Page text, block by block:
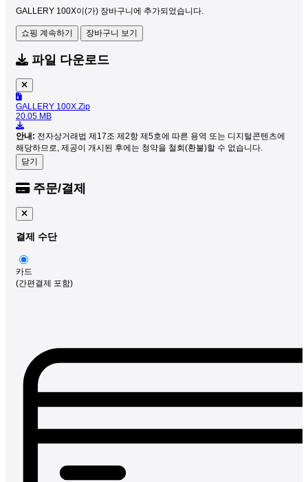
GALLERY 100X이(가) 장바구니에 추가되었습니다.
쇼핑 계속하기 장바구니 보기
파일 다운로드
GALLERY 100X.Zip
20.05 MB
안내: 전자상거래법 제17조 제2항 제5호에 따른 용역 또는 디지털콘텐츠에
해당하므로, 제공이 개시된 후에는 청약을 철회(환불)할 수 없습니다.
닫기
주문/결제
결제 수단
카드
(간편결제 포함)